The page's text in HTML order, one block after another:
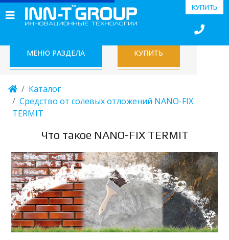
КУПИТЬ
МЕНЮ РАЗДЕЛА КУПИТЬ
Каталог
Средство от солевых отложений NANO-FIX
TERMIT
Что такое NANO-FIX TERMIT